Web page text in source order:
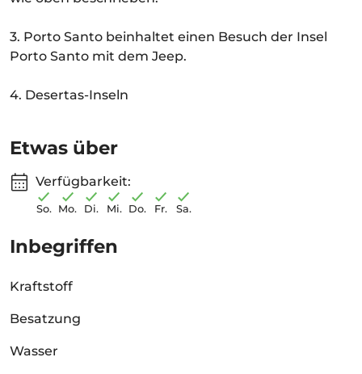
3. Porto Santo beinhaltet einen Besuch der Insel
Porto Santo mit dem Jeep.
4. Desertas-Inseln
Etwas über
Verfügbarkeit:
So. Mo. Di. Mi. Do. Fr. Sa.
Inbegriffen
Kraftstoff
Besatzung
Wasser